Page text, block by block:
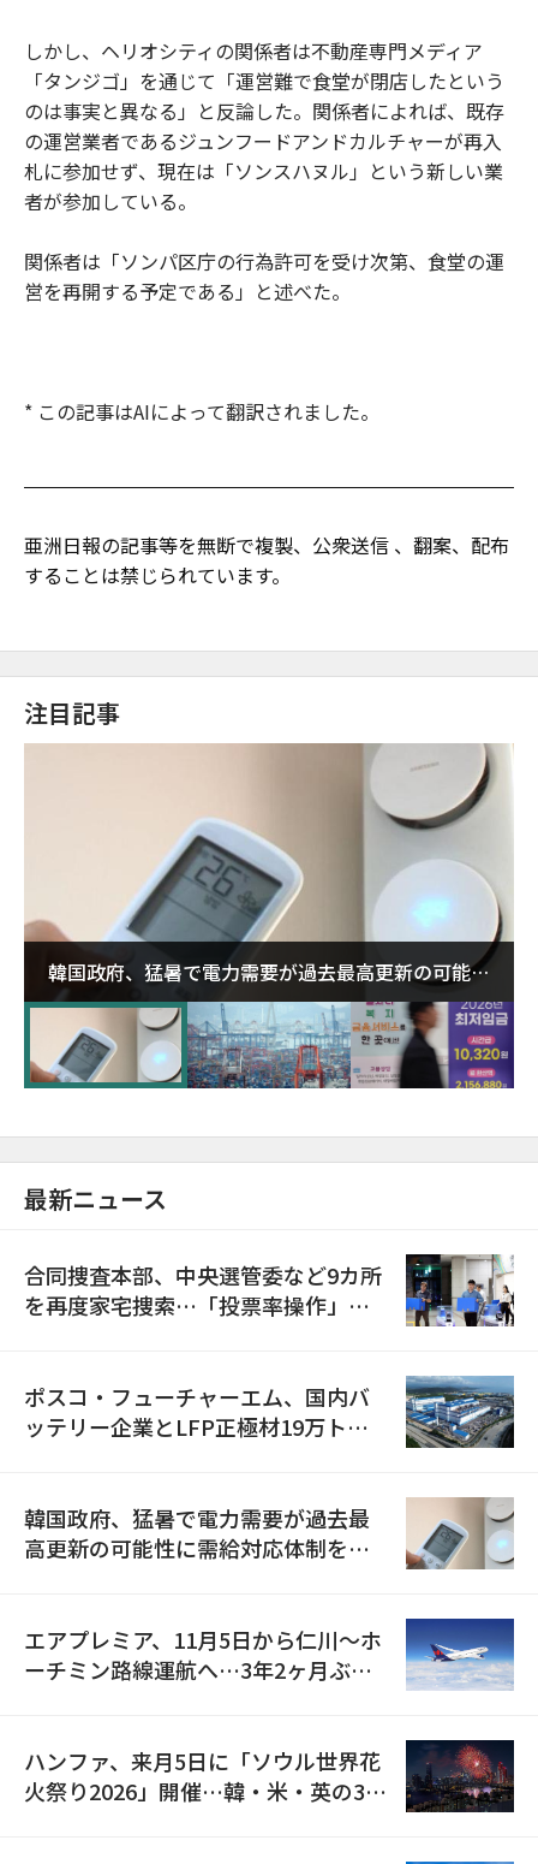
しかし、ヘリオシティの関係者は不動産専門メディア
「タンジゴ」を通じて「運営難で食堂が閉店したという
のは事実と異なる」と反論した。関係者によれば、既存
の運営業者であるジュンフードアンドカルチャーが再入
札に参加せず、現在は「ソンスハヌル」という新しい業
者が参加している。
関係者は「ソンパ区庁の行為許可を受け次第、食堂の運
営を再開する予定である」と述べた。
* この記事はAIによって翻訳されました。
亜洲日報の記事等を無断で複製、公衆送信 、翻案、配布
することは禁じられています。
注目記事
韓国政府、猛暑で電力需要が過去最高更新の可能性
に需給対応体制を点検
最新ニュース
合同捜査本部、中央選管委など9カ所
を再度家宅捜索…「投票率操作」の
ポスコ・フューチャーエム、国内バ
ッテリー企業とLFP正極材19万トン
韓国政府、猛暑で電力需要が過去最
高更新の可能性に需給対応体制を点
エアプレミア、11月5日から仁川〜ホ
ーチミン路線運航へ…3年2ヶ月ぶり
ハンファ、来月5日に「ソウル世界花
火祭り2026」開催…韓・米・英の3カ